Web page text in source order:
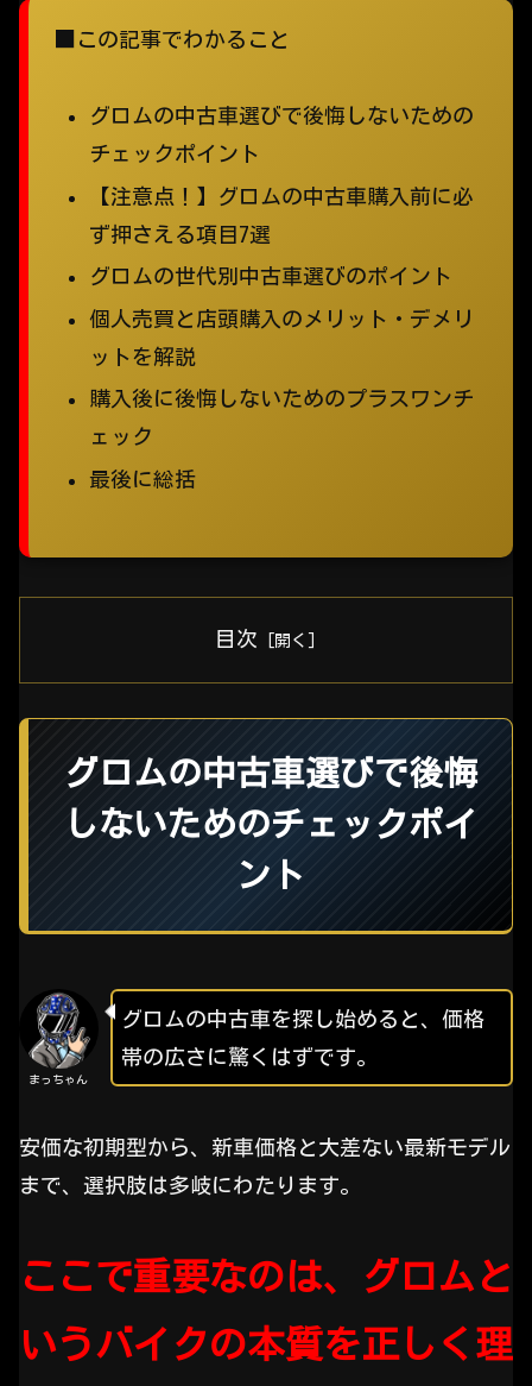
■この記事でわかること
グロムの中古車選びで後悔しないための
チェックポイント
【注意点！】グロムの中古車購入前に必
ず押さえる項目7選
グロムの世代別中古車選びのポイント
個人売買と店頭購入のメリット・デメリ
ットを解説
購入後に後悔しないためのプラスワンチ
ェック
最後に総括
目次
グロムの中古車選びで後悔
しないためのチェックポイ
ント
まっちゃん
グロムの中古車を探し始めると、価格
帯の広さに驚くはずです。
安価な初期型から、新車価格と大差ない最新モデル
まで、選択肢は多岐にわたります。
ここで重要なのは、グロムと
いうバイクの本質を正しく理